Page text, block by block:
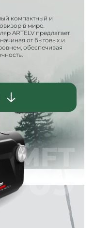
компактный и
в мире.
ARTELV предлагает
от бытовых и
обеспечивая